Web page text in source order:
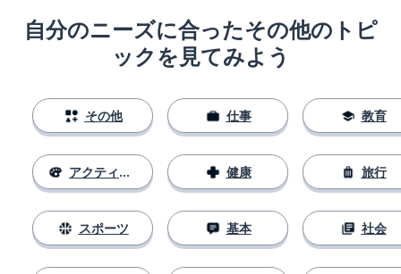
自分のニーズに合ったその他のトピ
ックを見てみよう
その他
アクティビティ
スポーツ
仕事
健康
基本
教育
旅行
社会